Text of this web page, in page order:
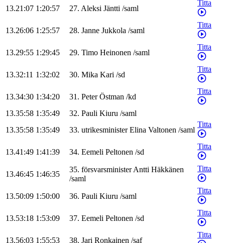
13.21:07 1:20:57 27. Aleksi Jäntti /saml
Titta
13.26:06 1:25:57 28. Janne Jukkola /saml
Titta
13.29:55 1:29:45 29. Timo Heinonen /saml
Titta
13.32:11 1:32:02 30. Mika Kari /sd
Titta
13.34:30 1:34:20 31. Peter Östman /kd
Titta
13.35:58 1:35:49 32. Pauli Kiuru /saml
13.35:58 1:35:49 33. utrikesminister Elina Valtonen /saml
Titta
13.41:49 1:41:39 34. Eemeli Peltonen /sd
Titta
13.46:45 1:46:35
35. försvarsministerAntti Häkkänen
/saml
Titta
13.50:09 1:50:00 36. Pauli Kiuru /saml
Titta
13.53:18 1:53:09 37. Eemeli Peltonen /sd
Titta
13.56:03 1:55:53 38. Jari Ronkainen /saf
Titta